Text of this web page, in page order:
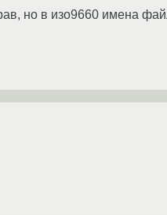
но в изо9660 имена